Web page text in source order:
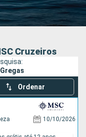
Cruzeiros
Ordenar
10/10/2026